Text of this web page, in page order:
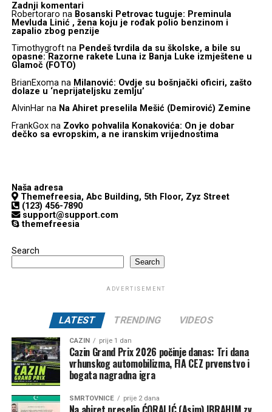
Zadnji komentari
Robertoraro na Bosanski Petrovac tuguje: Preminula
Mevluda Linić , žena koju je rođak polio benzinom i
zapalio zbog penzije
Timothygroftna Pendeš tvrdila da su školske, a bile su
opasne: Razorne rakete Luna iz Banja Luke izmještene u
Glamoč (FOTO)
BrianExomana Milanović: Ovdje su bošnjački oficiri, zašto
dolaze u ‘neprijateljsku zemlju’
AlvinHarna Na Ahiret preselila Mešić (Demirović) Zemine
FrankGoxna Zovko pohvalila Konakovića: On je dobar
dečko sa evropskim, a ne iranskim vrijednostima
Naša adresa
Themefreesia, Abc Building, 5th Floor, Zyz Street
(123) 456-7890
support@support.com
themefreesia
Search
Search
ADVERTISEMENT
LATEST TRENDING VIDEOS
CAZIN prije 1 dan
Cazin Grand Prix 2026 počinje danas: Tri dana
vrhunskog automobilizma, FIA CEZ prvenstvo i
bogata nagradna igra
SMRTOVNICE prije 2 dana